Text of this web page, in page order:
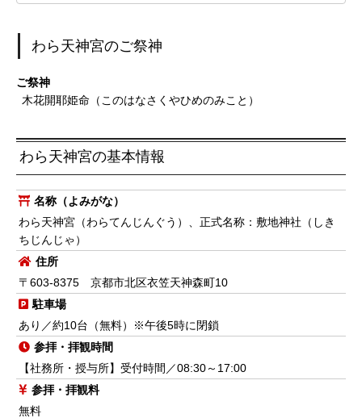
わら天神宮のご祭神
ご祭神
木花開耶姫命（このはなさくやひめのみこと）
わら天神宮の基本情報
名称（よみがな）
わら天神宮（わらてんじんぐう）、正式名称：敷地神社（しき
ちじんじゃ）
住所
〒603-8375 京都市北区衣笠天神森町10
駐車場
あり／約10台（無料）※午後5時に閉鎖
参拝・拝観時間
【社務所・授与所】受付時間／08:30～17:00
参拝・拝観料
無料